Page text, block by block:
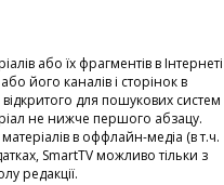
або їх фрагментів в Інтернеті
його каналів і сторінок в
для пошукових систем
не нижче першого абзацу.
в оффлайн-медіа (в т.ч.
SmartTV можливо тільки з
редакції.